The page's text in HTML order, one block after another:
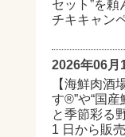
セット”を
チキキャン
2026年06月
【海鮮⾁酒
す®”や“国
と季節彩る
1 ⽇から販